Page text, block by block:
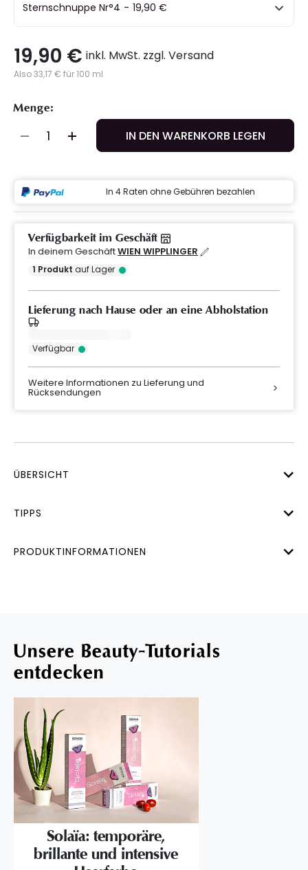
Sternschnuppe Nr°4 - 19,90 €
19,90 € inkl. MwSt. zzgl. Versand
Also 33,17 € für 100 ml
Menge:
IN DEN WARENKORB LEGEN
In 4 Raten ohne Gebühren bezahlen
Verfügbarkeit im Geschäft
In deinem GeschäftWIEN WIPPLINGER
1 Produkt auf Lager
Lieferung nach Hause oder an eine Abholstation
Verfügbar
Weitere Informationen zu Lieferung und
Rücksendungen
ÜBERSICHT
TIPPS
PRODUKTINFORMATIONEN
Unsere Beauty-Tutorials
entdecken
Solaïa: temporäre,
brillante und intensive